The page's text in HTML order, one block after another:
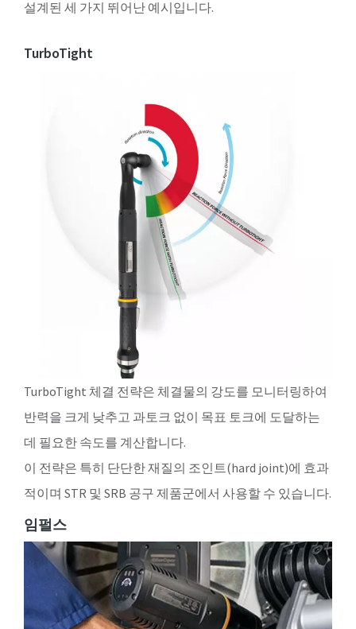
설계된 세 가지 뛰어난 예시입니다.
TurboTight
TurboTight 체결 전략은 체결물의 강도를 모니터링하여
반력을 크게 낮추고 과토크 없이 목표 토크에 도달하는
데 필요한 속도를 계산합니다.
이 전략은 특히 단단한 재질의 조인트(hard joint)에 효과
적이며 STR 및 SRB 공구 제품군에서 사용할 수 있습니다.
임펄스